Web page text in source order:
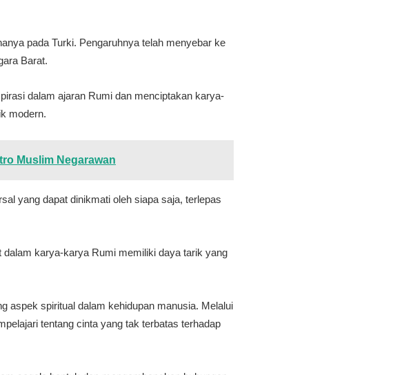
pada Turki. Pengaruhnya telah menyebar ke
Barat.
dalam ajaran Rumi dan menciptakan karya-
modern.
Muslim Negarawan
yang dapat dinikmati oleh siapa saja, terlepas
dalam karya-karya Rumi memiliki daya tarik yang
aspek spiritual dalam kehidupan manusia. Melalui
tentang cinta yang tak terbatas terhadap